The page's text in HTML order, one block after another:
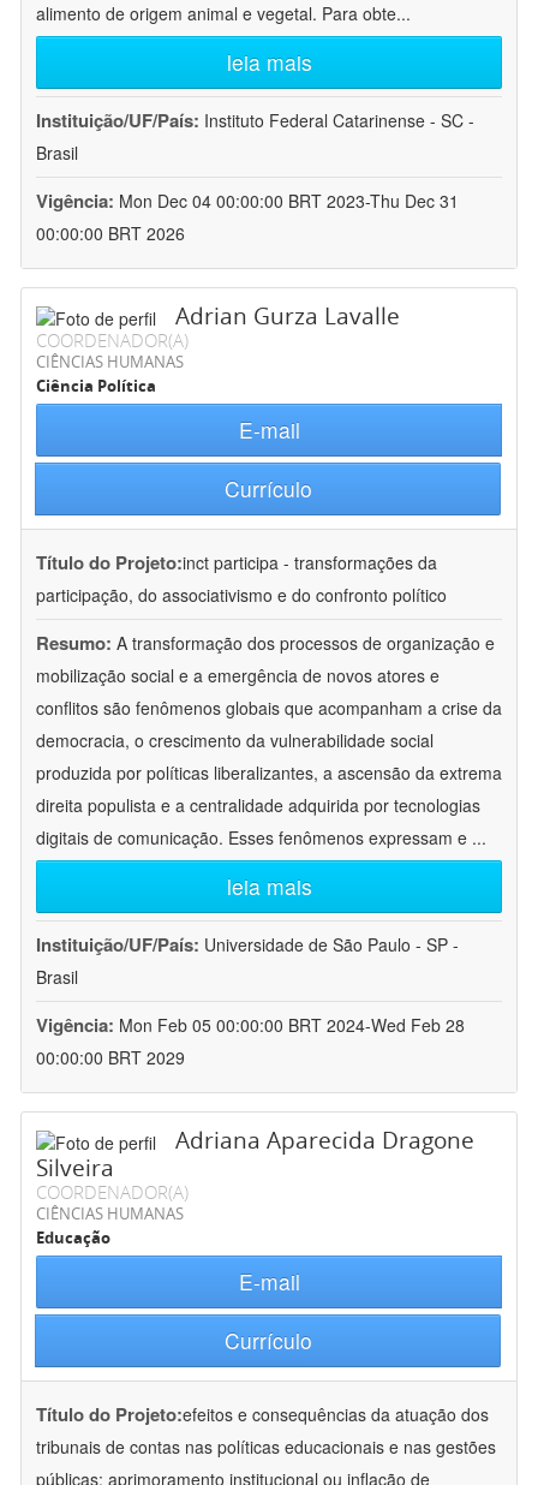
alimento de origem animal e vegetal. Para obte...
leia mais
Instituição/UF/País: Instituto Federal Catarinense - SC -
Brasil
Vigência: Mon Dec 04 00:00:00 BRT 2023-Thu Dec 31
00:00:00 BRT 2026
Adrian Gurza Lavalle
COORDENADOR(A)
CIÊNCIAS HUMANAS
Ciência Política
E-mail
Currículo
Título do Projeto:inct participa - transformações da
participação, do associativismo e do confronto político
Resumo: A transformação dos processos de organização e
mobilização social e a emergência de novos atores e
conflitos são fenômenos globais que acompanham a crise da
democracia, o crescimento da vulnerabilidade social
produzida por políticas liberalizantes, a ascensão da extrema
direita populista e a centralidade adquirida por tecnologias
digitais de comunicação. Esses fenômenos expressam e ...
leia mais
Instituição/UF/País: Universidade de São Paulo - SP -
Brasil
Vigência: Mon Feb 05 00:00:00 BRT 2024-Wed Feb 28
00:00:00 BRT 2029
Adriana Aparecida Dragone
Silveira
COORDENADOR(A)
CIÊNCIAS HUMANAS
Educação
E-mail
Currículo
Título do Projeto:efeitos e consequências da atuação dos
tribunais de contas nas políticas educacionais e nas gestões
públicas: aprimoramento institucional ou inflação de